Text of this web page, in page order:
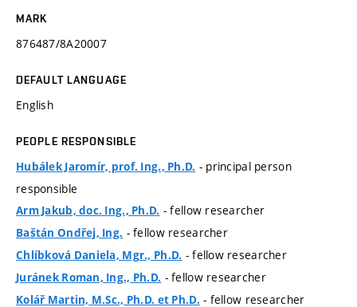
MARK
876487/8A20007
DEFAULT LANGUAGE
English
PEOPLE RESPONSIBLE
Hubálek Jaromír, prof. Ing., Ph.D. - principal person
responsible
Arm Jakub, doc. Ing., Ph.D. - fellow researcher
Baštán Ondřej, Ing. - fellow researcher
Chlíbková Daniela, Mgr., Ph.D. - fellow researcher
Juránek Roman, Ing., Ph.D. - fellow researcher
Kolář Martin, M.Sc., Ph.D. et Ph.D. - fellow researcher